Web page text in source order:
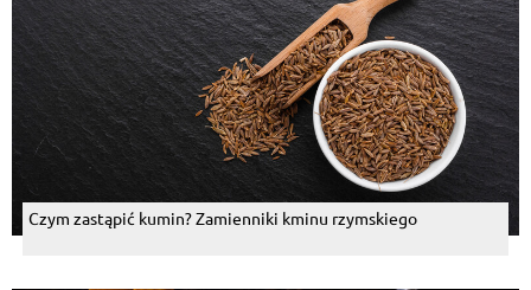
Czym zastąpić kumin? Zamienniki kminu rzymskiego